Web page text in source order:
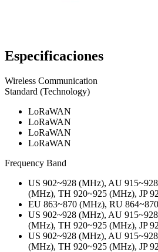
Especificaciones
Wireless Communication
Standard (Technology)
LoRaWAN
LoRaWAN
LoRaWAN
LoRaWAN
Frequency Band
US 902~928 (MHz), AU
(MHz), TH 920~925 (MHz), JP
EU 863~870 (MHz), RU
US 902~928 (MHz), AU
(MHz), TH 920~925 (MHz), JP
US 902~928 (MHz), AU
(MHz), TH 920~925 (MHz), JP